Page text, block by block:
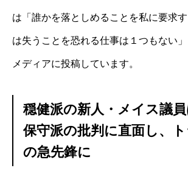
は「誰かを落としめることを私に要求
は失うことを恐れる仕事は１つもない
メディアに投稿しています。
穏健派の新人・メイス議
保守派の批判に直面し、
の急先鋒に